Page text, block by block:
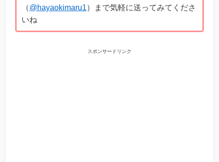
（@hayaokimaru1）まで気軽に送ってみてくださ
いね
スポンサードリンク